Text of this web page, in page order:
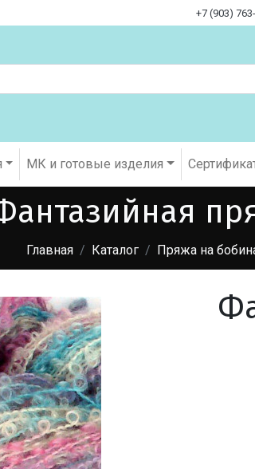
+7 (903)
МК и готовые изделия
Главная Каталог Пряжа на